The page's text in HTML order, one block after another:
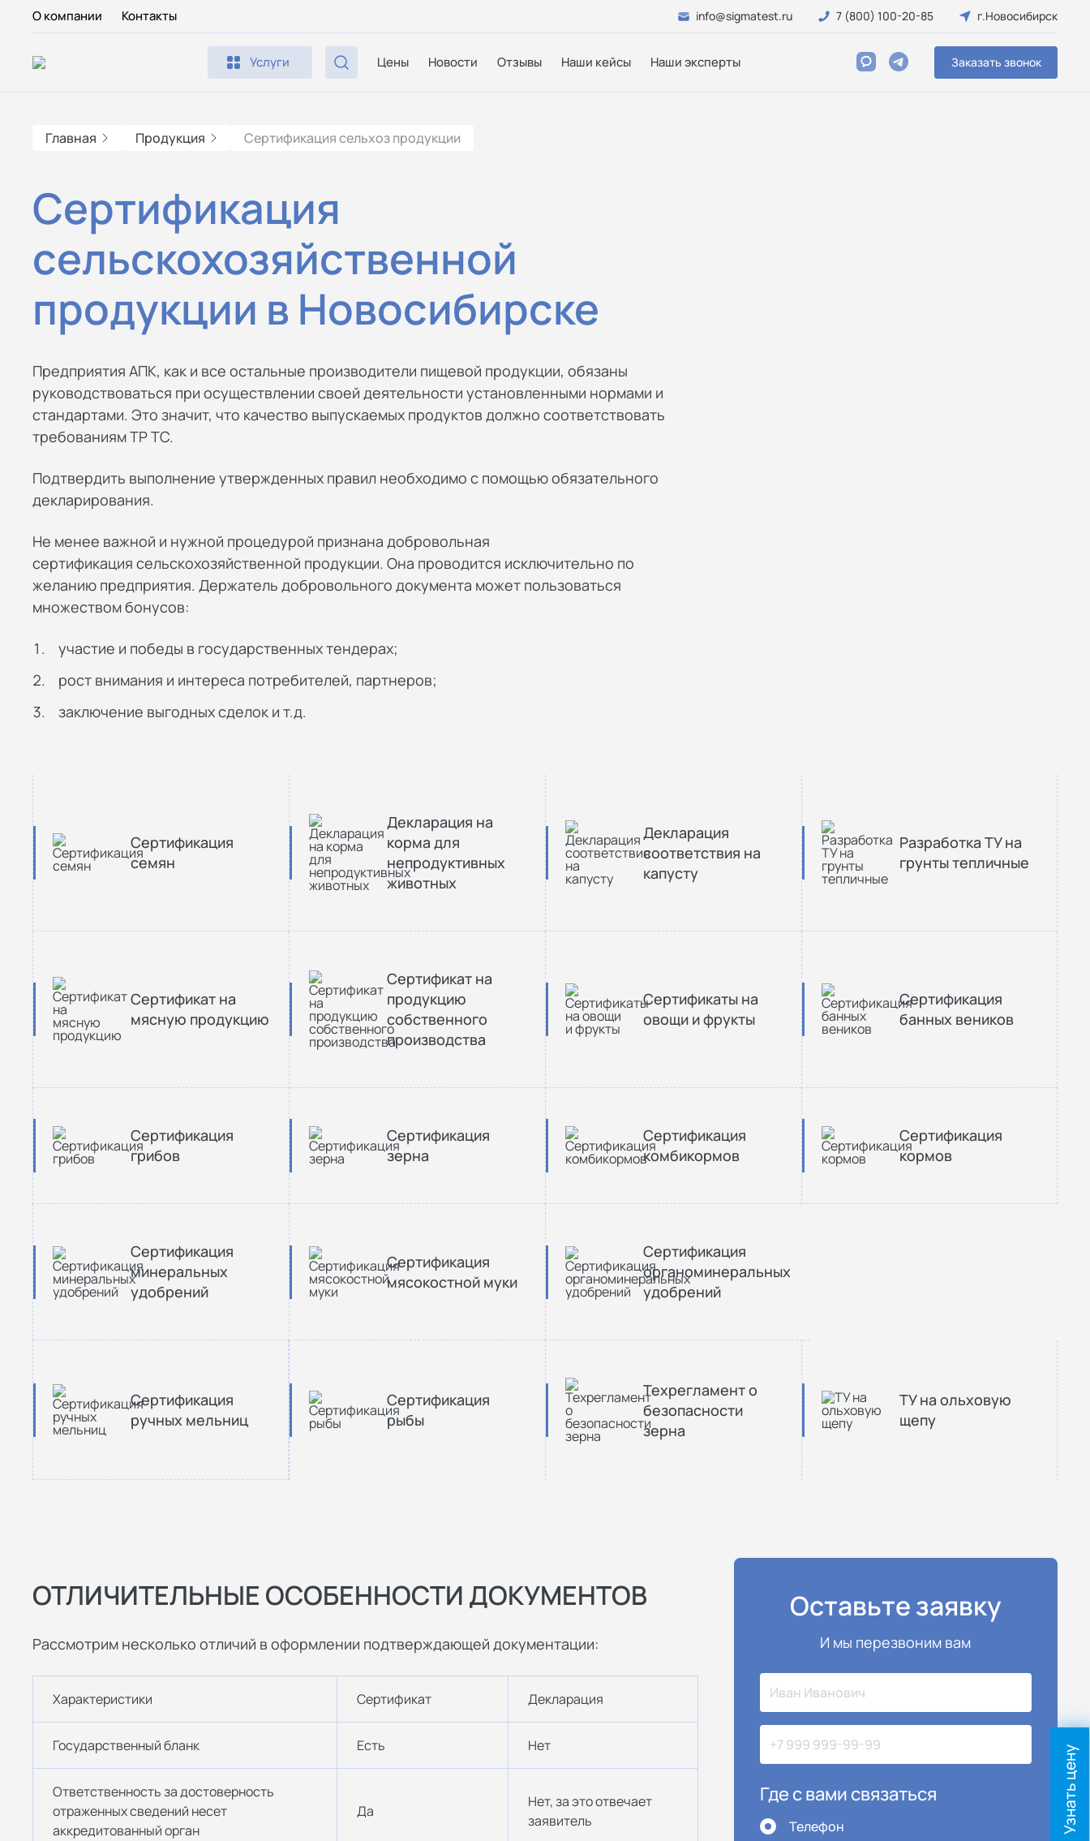
О компании Контакты info@sigmatest.ru 7 (800) 100-20-85 г.Новосибирск
Услуги Цены Новости Отзывы Наши кейсы Наши эксперты Заказать звонок
Главная Продукция Сертификация сельхоз продукции
Сертификация
сельскохозяйственной
продукции в Новосибирске
Предприятия АПК, как и все остальные производители пищевой продукции, обязаны
руководствоваться при осуществлении своей деятельности установленными нормами и
стандартами. Это значит, что качество выпускаемых продуктов должно соответствовать
требованиям ТР ТС.
Подтвердить выполнение утвержденных правил необходимо с помощью обязательного
декларирования.
Не менее важной и нужной процедурой признана добровольная
сертификация сельскохозяйственной продукции. Она проводится исключительно по
желанию предприятия. Держатель добровольного документа может пользоваться
множеством бонусов:
участие и победы в государственных тендерах;
рост внимания и интереса потребителей, партнеров;
заключение выгодных сделок и т.д.
Cертификация
семян
Декларация на
корма для
непродуктивных
животных
Декларация
соответствия на
капусту
Разработка ТУ на
грунты тепличные
Сертификат на
мясную продукцию
Сертификат на
продукцию
собственного
производства
Сертификаты на
овощи и фрукты
Сертификация
банных веников
Сертификация
грибов
Сертификация
зерна
Сертификация
комбикормов
Сертификация
кормов
Сертификация
минеральных
удобрений
Сертификация
мясокостной муки
Сертификация
органоминеральных
удобрений
Сертификация
ручных мельниц
Сертификация
рыбы
Техрегламент о
безопасности
зерна
ТУ на ольховую
щепу
ОТЛИЧИТЕЛЬНЫЕ ОСОБЕННОСТИ ДОКУМЕНТОВ
Рассмотрим несколько отличий в оформлении подтверждающей документации:
Характеристики Сертификат Декларация
Государственный бланк Есть Нет
Ответственность за достоверность
отраженных сведений несет
аккредитованный орган
Да
Нет, за это отвечает
заявитель
Оставьте заявку
И мы перезвоним вам
Где с вами связаться
Телефон
Узнать цену